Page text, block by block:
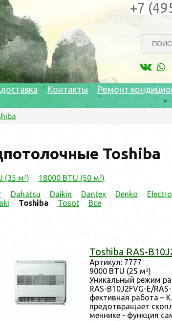
+7
Контакты Ремонт
Toshiba
(35 м²)
18000 BTU (50 м²)
Dahatsu Daikin Dantex Denko
Toshiba Tosot
Все
Toshiba RAS-
Ар­ти­кул: 7777
9000 BTU (25 м²)
Уни­каль­ный ре­жим
RAS-B10J2FVG-E/
фектив­ная ра­бота –
пре­дот­вра­ща­ет
менни­ке - фун­кция